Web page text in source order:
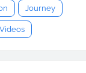
Journey
Videos